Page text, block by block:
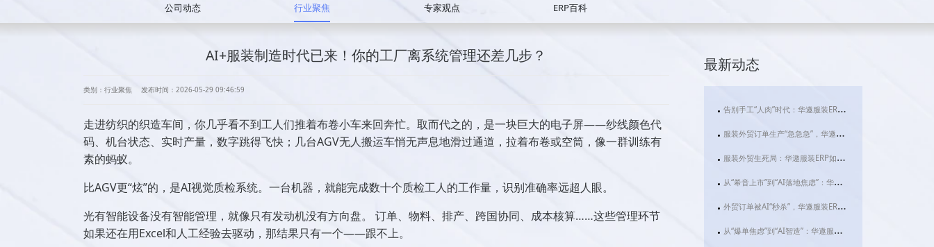
公司动态 行业聚焦 专家观点 ERP百科
AI+服装制造时代已来！你的工厂离系统管理还差几步？
类别：行业聚焦 发布时间：2026-05-29 09:46:59
走进纺织的织造车间，你几乎看不到工人们推着布卷小车来回奔忙。取而代之的，是一块巨大的电子屏——纱线颜色代
码、机台状态、实时产量，数字跳得飞快；几台AGV无人搬运车悄无声息地滑过通道，拉着布卷或空筒，像一群训练有
素的蚂蚁。
比AGV更“炫”的，是AI视觉质检系统。一台机器，就能完成数十个质检工人的工作量，识别准确率远超人眼。
光有智能设备没有智能管理，就像只有发动机没有方向盘。 订单、物料、排产、跨国协同、成本核算……这些管理环节
如果还在用Excel和人工经验去驱动，那结果只有一个——跟不上。
最新动态
告别手工“人肉”时代：华遨服装ERP如何用AI赋能服装外贸与生产新未来
服装外贸订单生产“急急急”，华遨服装ERP系统用AI拆解行业“生死时速”
服装外贸生死局：华遨服装ERP如何用AI拆解“快反”与“碎片化”难题？
从“希音上市”到“AI落地焦虑”：华遨服装ERP如何成为服装企业破局的数字基建
外贸订单被AI“秒杀”，华遨服装ERP用技术重构服装行业利润新法则
从“爆单焦虑”到“AI智造”：华遨服装ERP如何让服装企业告别“肉身管理”时代